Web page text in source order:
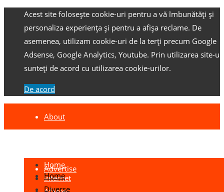
Acest site folosește cookie-uri pentru a vă îmbunătăți și
personaliza experiența și pentru a afișa reclame. De
asemenea, utilizam cookie-uri de la terți precum Google
Adsense, Google Analytics, Youtube. Prin utilizarea site-
sunteți de acord cu utilizarea cookie-urilor.
De acord
About
Advertise
Home
Internet
Home
Diverse